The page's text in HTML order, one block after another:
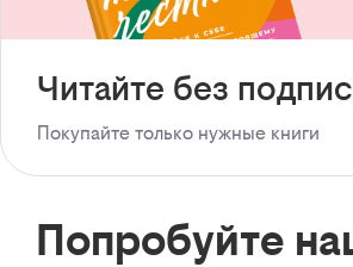
Читайте без
Покупайте только нужные книги
Попробуйте